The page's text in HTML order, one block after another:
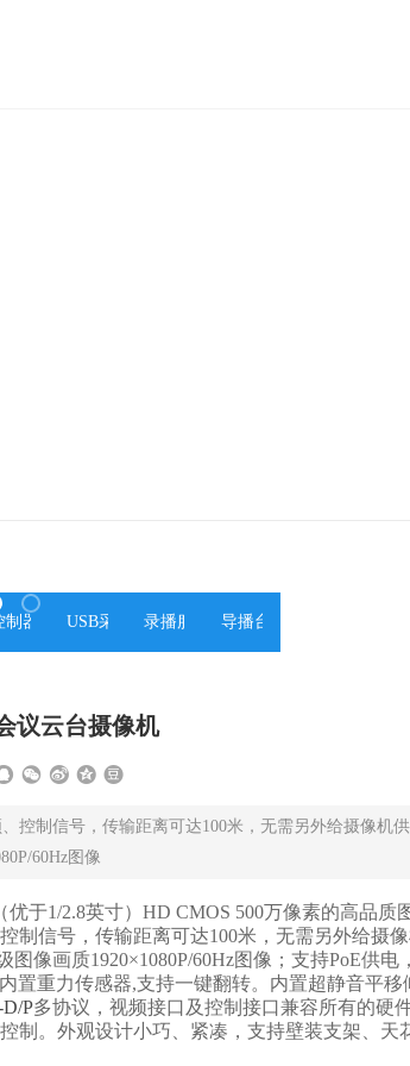
制器 USB采集盒录播服务器导播台
议云台摄像机
控制信号，传输距离可达100米，无需另外给摄像机
60Hz图像
于1/2.8英寸）HD CMOS 500万像素的高品质
制信号，传输距离可达100米，无需另外给摄
像画质1920×1080P/60Hz图像；支持PoE供
重力传感器,支持一键翻转。内置超静音平移
D/P多协议，视频接口及控制接口兼容所有的硬
。外观设计小巧、紧凑，支持壁装支架、天